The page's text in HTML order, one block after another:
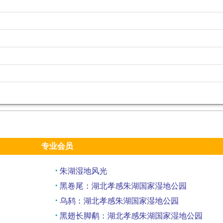
专业会员
朱湖湿地风光
黑卷尾：湖北孝感朱湖国家湿地公园
乌鸫：湖北孝感朱湖国家湿地公园
黑翅长脚鹬：湖北孝感朱湖国家湿地公园